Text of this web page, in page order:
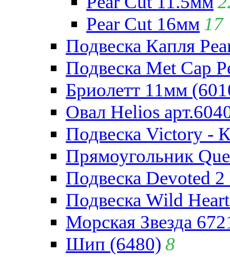
Pear Cut 16мм 17
Подвеска Капля
Подвеска Met Cap
Бриолетт 11мм
Овал Helios
Подвеска Victory -
Прямоугольник
Подвеска Devoted
Подвеска Wild
Морская Звезда
Шип (6480) 8